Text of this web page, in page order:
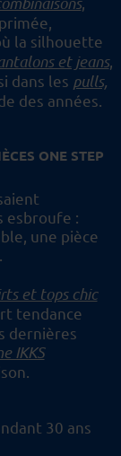
la silhouette
et jeans,
dans les pulls,
des années.
ONE STEP
esbroufe :
une pièce
et tops chic
tendance
dernières
IKKS
30 ans